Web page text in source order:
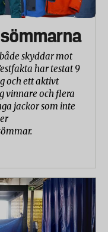
skyddar mot
har testat 9
och ett aktivt
vinnare och flera
jackor som inte